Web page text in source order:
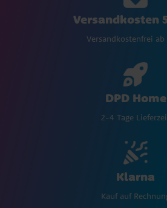
Versandkosten
Versandkostenfrei
DPD Home
2-4 Tage
Klarna
Kauf auf